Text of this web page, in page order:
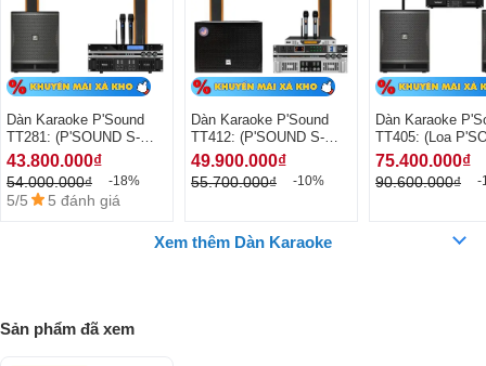
Dàn Karaoke P'Sound
TT281: (P'SOUND S-
6030i, Vatasa T500,
Vatasa V6 Pro, Vatasa
VA-4600, P'SOUND
SUB-6018)
43.800.000₫
54.000.000₫ -18%
5/5 5 đánh giá
Dàn Karaoke P'Sound
TT412: (P'SOUND S-
6030i, Vatasa T900,
Vatasa V6 Pro, Vatasa
VA-4600, CAVS CS115,
49.900.000₫
55.700.000₫ -10%
Dàn Karaoke
TT405: (Loa
6030i, Vatasa
Vatasa V6 Pro,
VA-4600,
75.400.000₫
90.600.000₫ -
Xem thêm Dàn Karaoke
Sản phẩm đã xem